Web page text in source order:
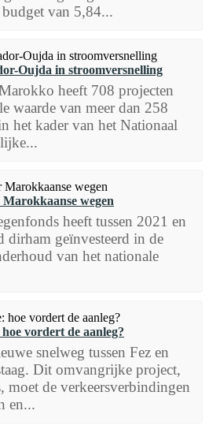
van 5,84...
Oujda in stroomversnelling
heeft 708 projecten
waarde van meer dan 258
het kader van het Nationaal
wegen
heeft tussen 2021 en
geïnvesteerd in de
van het nationale
vordert de aanleg?
snelweg tussen Fez en
Dit omvangrijke project,
moet de verkeersverbindingen
en...